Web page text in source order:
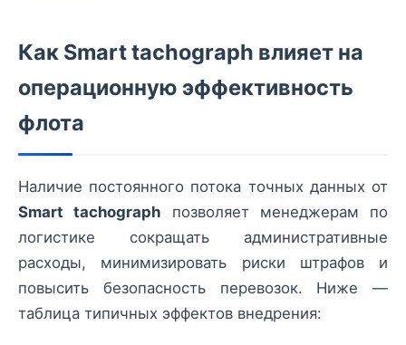
Как Smart tachograph влияет на
операционную эффективность
флота
Наличие постоянного потока точных данных от
Smart tachograph позволяет менеджерам по
логистике сокращать административные
расходы, минимизировать риски штрафов и
повысить безопасность перевозок. Ниже —
таблица типичных эффектов внедрения: